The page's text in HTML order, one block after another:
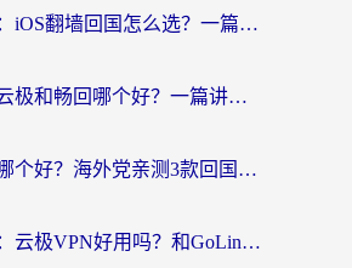
海外党必看：iOS翻墙回国怎么选？一篇搞定无缝访问国内资源
海外党纠结云极和畅回哪个好？一篇讲透回国加速器怎么选（附避坑指南）
穿梭和秒连哪个好？海外党亲测3款回国加速器，教你在国外正常浏览国内网站
海外党必看：云极VPN好用吗？和GoLinkVPN对比哪个回国效果更好？附真实体验指南